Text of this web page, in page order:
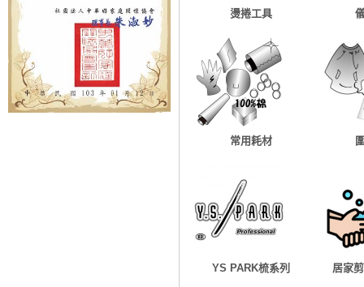
燙捲工具
常用耗材
YS PARK梳系列 居家